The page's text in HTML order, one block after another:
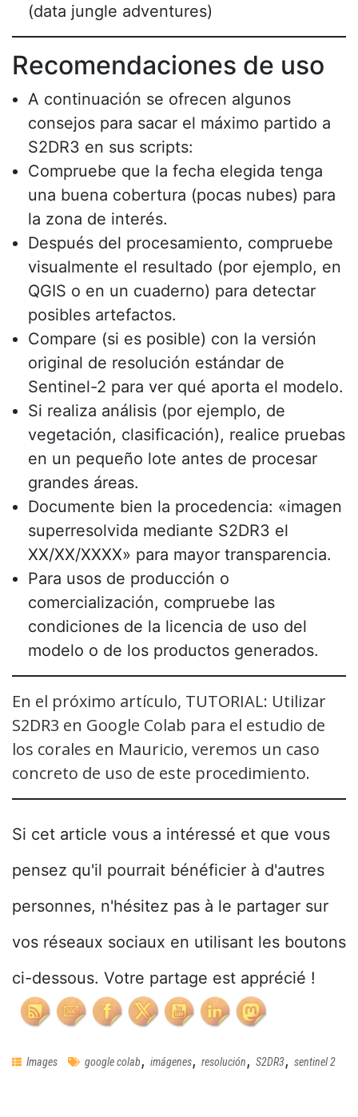
(data jungle adventures)
Recomendaciones de uso
A continuación se ofrecen algunos
consejos para sacar el máximo partido a
S2DR3 en sus scripts:
Compruebe que la fecha elegida tenga
una buena cobertura (pocas nubes) para
la zona de interés.
Después del procesamiento, compruebe
visualmente el resultado (por ejemplo, en
QGIS o en un cuaderno) para detectar
posibles artefactos.
Compare (si es posible) con la versión
original de resolución estándar de
Sentinel-2 para ver qué aporta el modelo.
Si realiza análisis (por ejemplo, de
vegetación, clasificación), realice pruebas
en un pequeño lote antes de procesar
grandes áreas.
Documente bien la procedencia: «imagen
superresolvida mediante S2DR3 el
XX/XX/XXXX» para mayor transparencia.
Para usos de producción o
comercialización, compruebe las
condiciones de la licencia de uso del
modelo o de los productos generados.
En el próximo artículo, TUTORIAL: Utilizar
S2DR3 en Google Colab para el estudio de
los corales en Mauricio, veremos un caso
concreto de uso de este procedimiento.
Si cet article vous a intéressé et que vous
pensez qu'il pourrait bénéficier à d'autres
personnes, n'hésitez pas à le partager sur
vos réseaux sociaux en utilisant les boutons
ci-dessous. Votre partage est apprécié !
Images google colab, imágenes, resolución, S2DR3, sentinel 2